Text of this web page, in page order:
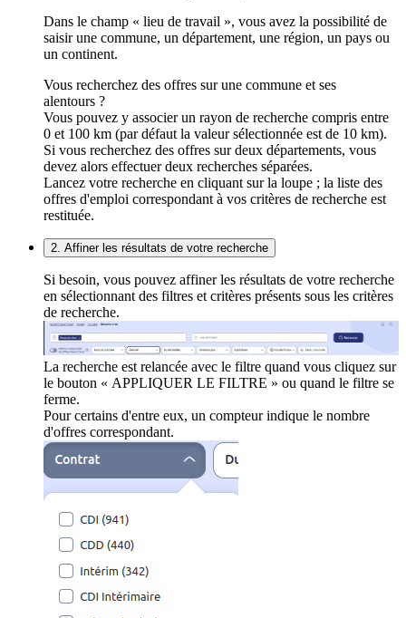
Dans le champ « lieu de travail », vous avez la possibilité de
saisir une commune, un département, une région, un pays ou
un continent.
Vous recherchez des offres sur une commune et ses
alentours ?
Vous pouvez y associer un rayon de recherche compris entre
0 et 100 km (par défaut la valeur sélectionnée est de 10 km).
Si vous recherchez des offres sur deux départements, vous
devez alors effectuer deux recherches séparées.
Lancez votre recherche en cliquant sur la loupe ; la liste des
offres d'emploi correspondant à vos critères de recherche est
restituée.
2. Affiner les résultats de votre recherche
Si besoin, vous pouvez affiner les résultats de votre recherche
en sélectionnant des filtres et critères présents sous les critères
de recherche.
La recherche est relancée avec le filtre quand vous cliquez sur
le bouton « APPLIQUER LE FILTRE » ou quand le filtre se
ferme.
Pour certains d'entre eux, un compteur indique le nombre
d'offres correspondant.